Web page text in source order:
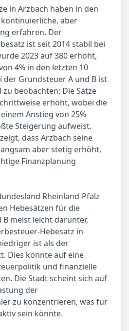
in Arzbach haben in den
aber
erfahren. Der
ist seit 2014 stabil bei
2023 auf 380 erhöht,
4% in den letzten 10
der Grundsteuer A und B ist
beobachten: Die Sätze
erhöht, wobei die
Anstieg von 25%
Steigerung aufweist.
dass Arzbach seine
aber stetig erhöht,
Finanzplanung
Rheinland-Pfalz
Hebesätzen für die
meist leicht darunter,
Hebesatz in
ist als der
Dies könnte auf eine
und finanzielle
Die Stadt scheint sich auf
der
zu konzentrieren, was für
sein könnte.